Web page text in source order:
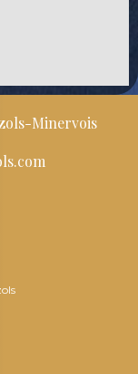
Minervois